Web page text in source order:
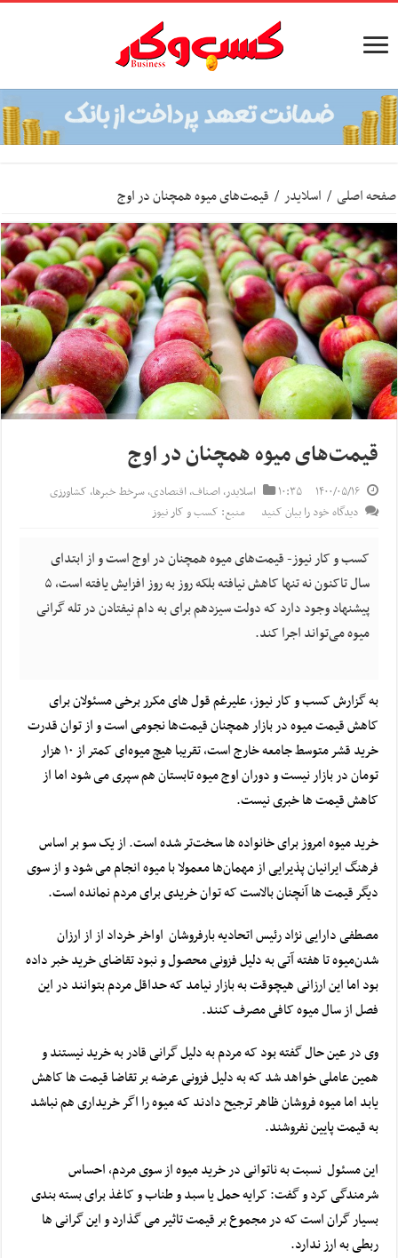
صفحه اصلی / اسلایدر / قیمت‌های میوه همچنان در اوج
قیمت‌های میوه همچنان در اوج
۱۴۰۰/۰۵/۱۶ ۱۰:۳۵ اسلایدر,اصناف,اقتصادی,سرخط خبرها, کشاورزی
دیدگاه خود را بیان کنید
منبع: کسب و کار نیوز
کسب و کار نیوز- قیمت‌های میوه همچنان در اوج است و از ابتدای
سال تاکنون نه تنها کاهش نیافته بلکه روز به روز افزایش یافته است، ۵
پیشنهاد وجود دارد که دولت سیزدهم برای به دام نیفتادن در تله گرانی
میوه می‌تواند اجرا کند.
به گزارش کسب و کار نیوز، علیرغم قول های مکرر برخی مسئولان برای
کاهش قیمت میوه در بازار همچنان قیمت‌ها نجومی است و از توان قدرت
خرید قشر متوسط جامعه خارج است، تقریبا هیچ میوه‌ای کمتر از ۱۰ هزار
تومان در بازار نیست و دوران اوج میوه تابستان هم سپری می شود اما از
کاهش قیمت ها خبری نیست.
خرید میوه امروز برایخانوادهها سخت‌تر شده است. از یک سو بر اساس
فرهنگ ایرانیان پذیرایی از مهمان‌ها معمولا با میوه انجام می شود و از سوی
دیگر قیمت ها آنچنان بالاست که توان خریدی برای مردم نمانده است.
مصطفی دارایی نژاد رئیس اتحادیه بارفروشان اواخر خرداد از از ارزان
شدن‌میوه تا هفته آتی به دلیل فزونی محصول و نبود تقاضای خرید خبر داده
بود اما این ارزانی هیچوقت به بازار نیامد که حداقل مردم بتوانند در این
فصل از سال میوه کافی مصرف کنند.
وی در عین حال گفته بود که مردم به دلیل گرانی قادر به خرید نیستند و
همین عاملی خواهد شد که به دلیل فزونی عرضه بر تقاضا قیمت ها کاهش
یابد اما میوه فروشان ظاهر ترجیح دادند که میوه را اگر خریداری هم نباشد
به قیمت پایین نفروشند.
این مسئول نسبت به ناتوانی در خرید میوه از سوی مردم، احساس
شرمندگی کرد و گفت: کرایه حمل یا سبد و طناب و کاغذ برای بسته بندی
بسیار گران است که در مجموع بر قیمت تاثیر می گذارد و این گرانی ها
ربطی به ارز ندارد.